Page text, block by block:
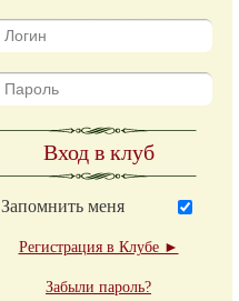
Вход в клуб
Запомнить меня
Регистрация в Клубе ►
Забыли пароль?